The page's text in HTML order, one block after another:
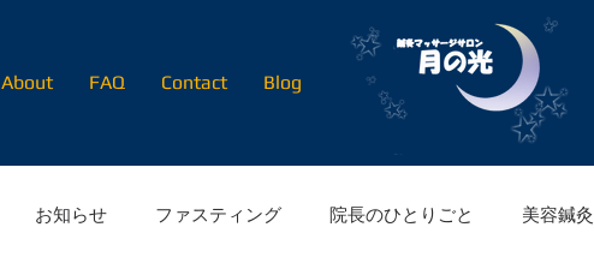
About FAQ Contact Blog
お知らせ ファスティング 院長のひとりごと 美容鍼灸